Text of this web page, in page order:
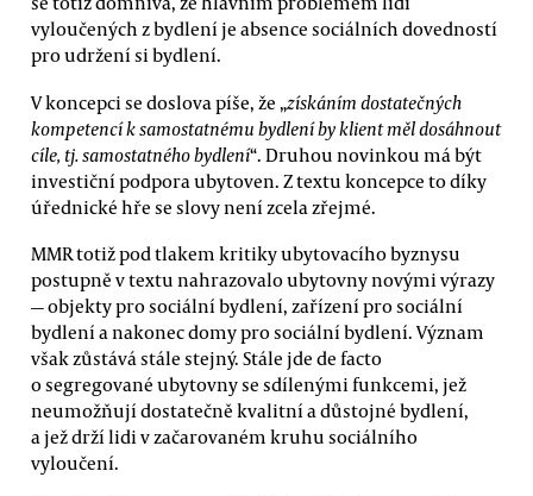
vyloučených z bydlení je absence sociálních dovedností
pro udržení si bydlení.
V koncepci se doslova píše, že „získáním dostatečných
kompetencí k samostatnému bydlení by klient měl dosáhnout
cíle, tj. samostatného bydlení“. Druhou novinkou má být
investiční podpora ubytoven. Z textu koncepce to díky
úřednické hře se slovy není zcela zřejmé.
MMR totiž pod tlakem kritiky ubytovacího byznysu
postupně v textu nahrazovalo ubytovny novými výrazy
— objekty pro sociální bydlení, zařízení pro sociální
bydlení a nakonec domy pro sociální bydlení. Význam
však zůstává stále stejný. Stále jde de facto
o segregované ubytovny se sdílenými funkcemi, jež
neumožňují dostatečně kvalitní a důstojné bydlení,
a jež drží lidi v začarovaném kruhu sociálního
vyloučení.